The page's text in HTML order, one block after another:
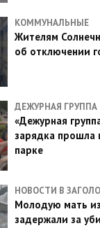
КОММУНАЛЬНЫЕ
Жителям
об отключении
ДЕЖУРНАЯ ГРУППА
«Дежурная
зарядка прошла
парке
НОВОСТИ В
Молодую мать
задержали за